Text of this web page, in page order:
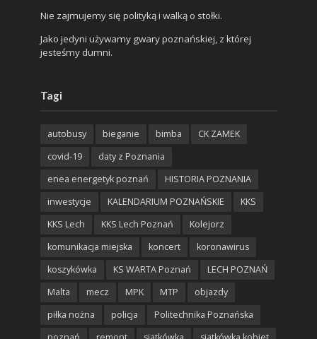
Nie zajmujemy się polityką i walką o stołki.
Jako jedyni używamy gwary poznańskiej, z której
jesteśmy dumni.
Tagi
autobusy bieganie bimba
CK ZAMEK
covid-19
daty z Poznania
enea energetyk poznań
HISTORIA POZNANIA
inwestycje
KALENDARIUM POZNAŃSKIE
KKS
KKS Lech
KKS Lech Poznań
Kolejorz
komunikacja miejska
koncert
koronawirus
koszykówka
KS WARTA Poznań
LECH POZNAŃ
Malta
mecz MPK MTP
objazdy
piłka nożna
policja
Politechnika Poznańska